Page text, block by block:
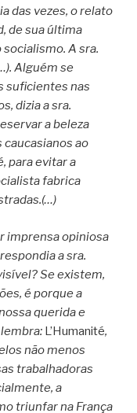
das vezes, o relato
de sua última
socialismo. A sra.
Alguém se
suficientes nas
dizia a sra.
a beleza
caucasianos ao
para evitar a
fabrica
imprensa opiniosa
a sra.
Se existem,
é porque a
querida e
L’Humanité,
não menos
trabalhadoras
a
triunfar na França